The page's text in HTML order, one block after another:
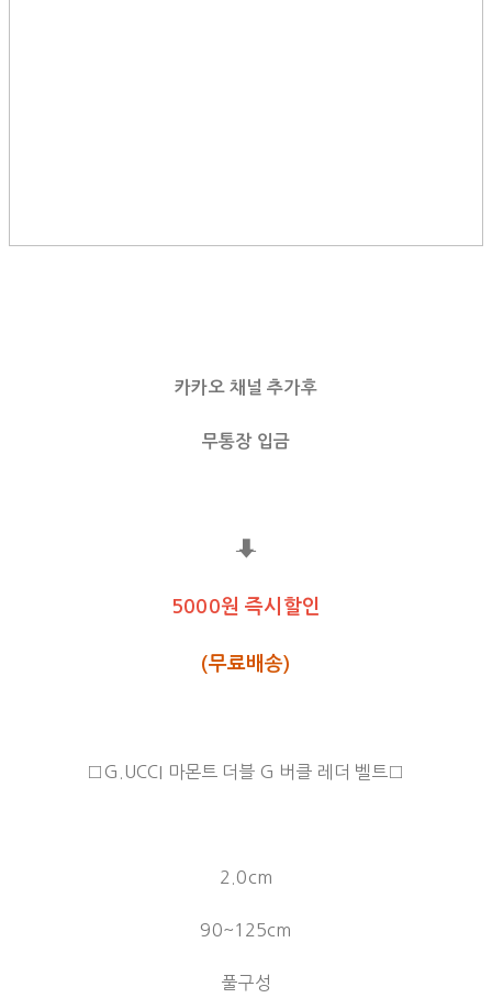
카카오 채널 추가후
무통장 입금
⬇
5000원 즉시할인
(무료배송)
□G.UCCI 마몬트 더블 G 버클 레더 벨트□
2.0cm
90~125cm
풀구성